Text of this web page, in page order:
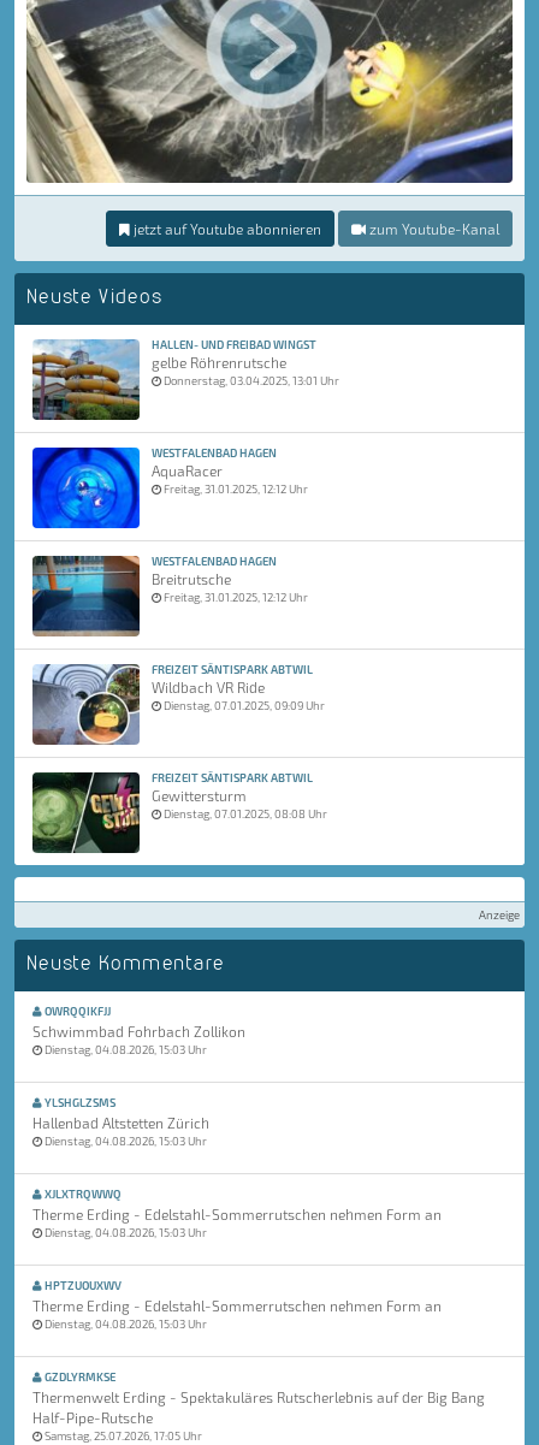
jetzt auf Youtube abonnieren zum Youtube-Kanal
Neuste Videos
HALLEN- UND FREIBAD WINGST
gelbe Röhrenrutsche
Donnerstag, 03.04.2025, 13:01 Uhr
WESTFALENBAD HAGEN
AquaRacer
Freitag, 31.01.2025, 12:12 Uhr
WESTFALENBAD HAGEN
Breitrutsche
Freitag, 31.01.2025, 12:12 Uhr
FREIZEIT SÄNTISPARK ABTWIL
Wildbach VR Ride
Dienstag, 07.01.2025, 09:09 Uhr
FREIZEIT SÄNTISPARK ABTWIL
Gewittersturm
Dienstag, 07.01.2025, 08:08 Uhr
Anzeige
Neuste Kommentare
OWRQQIKFJJ
Schwimmbad Fohrbach Zollikon
Dienstag, 04.08.2026, 15:03 Uhr
YLSHGLZSMS
Hallenbad Altstetten Zürich
Dienstag, 04.08.2026, 15:03 Uhr
XJLXTRQWWQ
Therme Erding - Edelstahl-Sommerrutschen nehmen Form an
Dienstag, 04.08.2026, 15:03 Uhr
HPTZUOUXWV
Therme Erding - Edelstahl-Sommerrutschen nehmen Form an
Dienstag, 04.08.2026, 15:03 Uhr
GZDLYRMKSE
Thermenwelt Erding - Spektakuläres Rutscherlebnis auf der Big Bang
Half-Pipe-Rutsche
Samstag, 25.07.2026, 17:05 Uhr